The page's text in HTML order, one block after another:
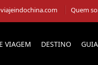
Quem
VIAGEM DESTINO